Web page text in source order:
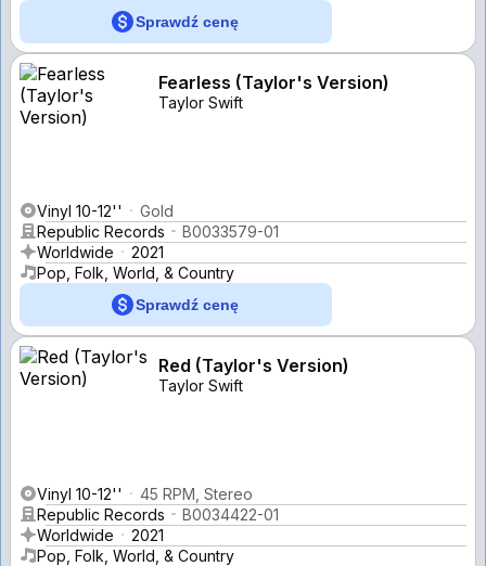
Sprawdź cenę
Fearless (Taylor's Version)
Taylor Swift
Vinyl 10-12''
Gold
Republic Records
B0033579-01
Worldwide
2021
Pop, Folk, World, & Country
Sprawdź cenę
Red (Taylor's Version)
Taylor Swift
Vinyl 10-12''
45 RPM, Stereo
Republic Records
B0034422-01
Worldwide
2021
Pop, Folk, World, & Country